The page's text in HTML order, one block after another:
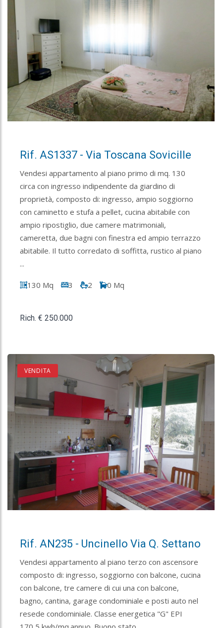
Rif. AS1337 - Via Toscana Sovicille
Vendesi appartamento al piano primo di mq. 130
circa con ingresso indipendente da giardino di
proprietà, composto di: ingresso, ampio soggiorno
con caminetto e stufa a pellet, cucina abitabile con
ampio ripostiglio, due camere matrimoniali,
cameretta, due bagni con finestra ed ampio terrazzo
abitabile. Il tutto corredato di soffitta, rustico al piano
...
130 Mq 3 2 0 Mq
Rich. € 250.000
VENDITA
Rif. AN235 - Uncinello Via Q. Settano
Vendesi appartamento al piano terzo con ascensore
composto di: ingresso, soggiorno con balcone, cucina
con balcone, tre camere di cui una con balcone,
bagno, cantina, garage condominiale e posti auto nel
resede condominiale. Classe energetica "G" EPI